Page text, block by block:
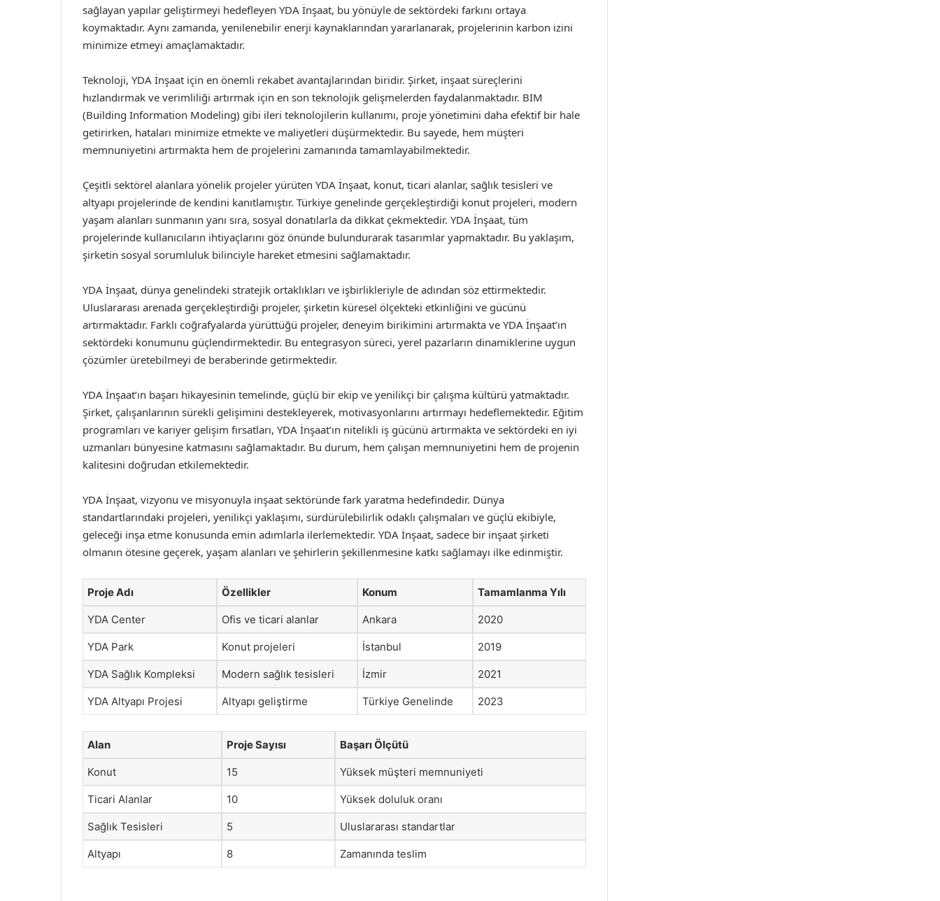
sağlayan yapılar geliştirmeyi hedefleyen YDA İnşaat, bu yönüyle de sektördeki farkını ortaya
koymaktadır. Aynı zamanda, yenilenebilir enerji kaynaklarından yararlanarak, projelerinin karbon izini
minimize etmeyi amaçlamaktadır.
Teknoloji, YDA İnşaat için en önemli rekabet avantajlarından biridir. Şirket, inşaat süreçlerini
hızlandırmak ve verimliliği artırmak için en son teknolojik gelişmelerden faydalanmaktadır. BIM
(Building Information Modeling) gibi ileri teknolojilerin kullanımı, proje yönetimini daha efektif bir hale
getirirken, hataları minimize etmekte ve maliyetleri düşürmektedir. Bu sayede, hem müşteri
memnuniyetini artırmakta hem de projelerini zamanında tamamlayabilmektedir.
Çeşitli sektörel alanlara yönelik projeler yürüten YDA İnşaat, konut, ticari alanlar, sağlık tesisleri ve
altyapı projelerinde de kendini kanıtlamıştır. Türkiye genelinde gerçekleştirdiği konut projeleri, modern
yaşam alanları sunmanın yanı sıra, sosyal donatılarla da dikkat çekmektedir. YDA İnşaat, tüm
projelerinde kullanıcıların ihtiyaçlarını göz önünde bulundurarak tasarımlar yapmaktadır. Bu yaklaşım,
şirketin sosyal sorumluluk bilinciyle hareket etmesini sağlamaktadır.
YDA İnşaat, dünya genelindeki stratejik ortaklıkları ve işbirlikleriyle de adından söz ettirmektedir.
Uluslararası arenada gerçekleştirdiği projeler, şirketin küresel ölçekteki etkinliğini ve gücünü
artırmaktadır. Farklı coğrafyalarda yürüttüğü projeler, deneyim birikimini artırmakta ve YDA İnşaat’ın
sektördeki konumunu güçlendirmektedir. Bu entegrasyon süreci, yerel pazarların dinamiklerine uygun
çözümler üretebilmeyi de beraberinde getirmektedir.
YDA İnşaat’ın başarı hikayesinin temelinde, güçlü bir ekip ve yenilikçi bir çalışma kültürü yatmaktadır.
Şirket, çalışanlarının sürekli gelişimini destekleyerek, motivasyonlarını artırmayı hedeflemektedir. Eğitim
programları ve kariyer gelişim fırsatları, YDA İnşaat’ın nitelikli iş gücünü artırmakta ve sektördeki en iyi
uzmanları bünyesine katmasını sağlamaktadır. Bu durum, hem çalışan memnuniyetini hem de projenin
kalitesini doğrudan etkilemektedir.
YDA İnşaat, vizyonu ve misyonuyla inşaat sektöründe fark yaratma hedefindedir. Dünya
standartlarındaki projeleri, yenilikçi yaklaşımı, sürdürülebilirlik odaklı çalışmaları ve güçlü ekibiyle,
geleceği inşa etme konusunda emin adımlarla ilerlemektedir. YDA İnşaat, sadece bir inşaat şirketi
olmanın ötesine geçerek, yaşam alanları ve şehirlerin şekillenmesine katkı sağlamayı ilke edinmiştir.
Proje Adı Özellikler Konum Tamamlanma Yılı
YDA Center Ofis ve ticari alanlar Ankara 2020
YDA Park Konut projeleri İstanbul 2019
YDA Sağlık Kompleksi Modern sağlık tesisleri İzmir 2021
YDA Altyapı Projesi Altyapı geliştirme Türkiye Genelinde 2023
Alan Proje Sayısı Başarı Ölçütü
Konut 15 Yüksek müşteri memnuniyeti
Ticari Alanlar 10 Yüksek doluluk oranı
Sağlık Tesisleri 5 Uluslararası standartlar
Altyapı 8 Zamanında teslim